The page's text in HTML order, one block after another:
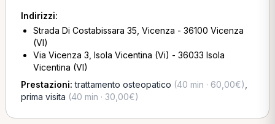
Indirizzi:
Strada Di Costabissara 35, Vicenza - 36100 Vicenza
(VI)
Via Vicenza 3, Isola Vicentina (Vi) - 36033 Isola
Vicentina (VI)
Prestazioni:trattamento osteopatico (40 min · 60,00€)
prima visita (40 min · 30,00€)